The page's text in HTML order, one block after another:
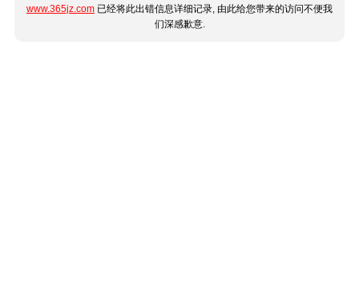
www.365jz.com 已经将此出错信息详细记录, 由此给您带来的访问不便我
们深感歉意.